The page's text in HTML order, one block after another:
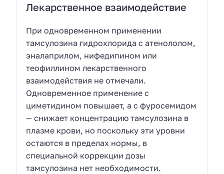
Лекарственное взаимодействие
При одновременном применении
тамсулозина гидрохлорида с атенололом,
эналаприлом, нифедипином или
теофиллином лекарственного
взаимодействия не отмечали.
Одновременное применение с
циметидином повышает, а с фуросемидом
— снижает концентрацию тамсулозина в
плазме крови, но поскольку эти уровни
остаются в пределах нормы, в
специальной коррекции дозы
тамсулозина нет необходимости.